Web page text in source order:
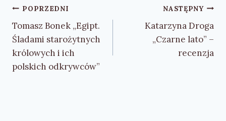
Nawigacja
wpisu
POPRZEDNI
Tomasz Bonek „Egipt.
Śladami starożytnych
królowych i ich
polskich odkrywców”
NASTĘPNY
Katarzyna Droga
„Czarne lato” –
recenzja